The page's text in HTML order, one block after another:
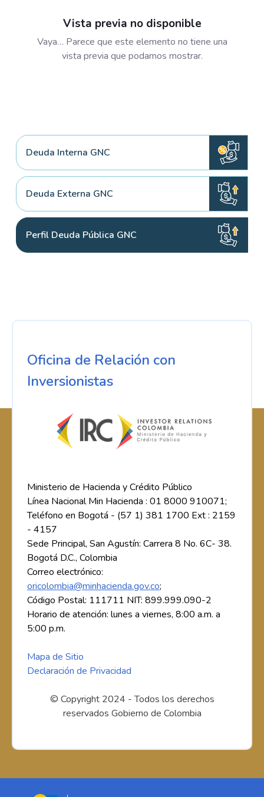
Vista previa no disponible
Vaya… Parece que este elemento no tiene una
vista previa que podamos mostrar.
Deuda Interna GNC
Deuda Externa GNC
Perfil Deuda Pública GNC
Oficina de Relación con
Inversionistas
Ministerio de Hacienda y Crédito Público
Línea Nacional Min Hacienda : 01 8000 910071;
Teléfono en Bogotá - (57 1) 381 1700 Ext : 2159
- 4157
Sede Principal, San Agustín: Carrera 8 No. 6C- 38.
Bogotá D.C., Colombia
Correo electrónico:
oricolombia@minhacienda.gov.co;
Código Postal: 111711 NIT: 899.999.090-2
Horario de atención: lunes a viernes, 8:00 a.m. a
5:00 p.m.
Mapa de Sitio
Declaración de Privacidad
© Copyright 2024 - Todos los derechos
reservados Gobierno de Colombia